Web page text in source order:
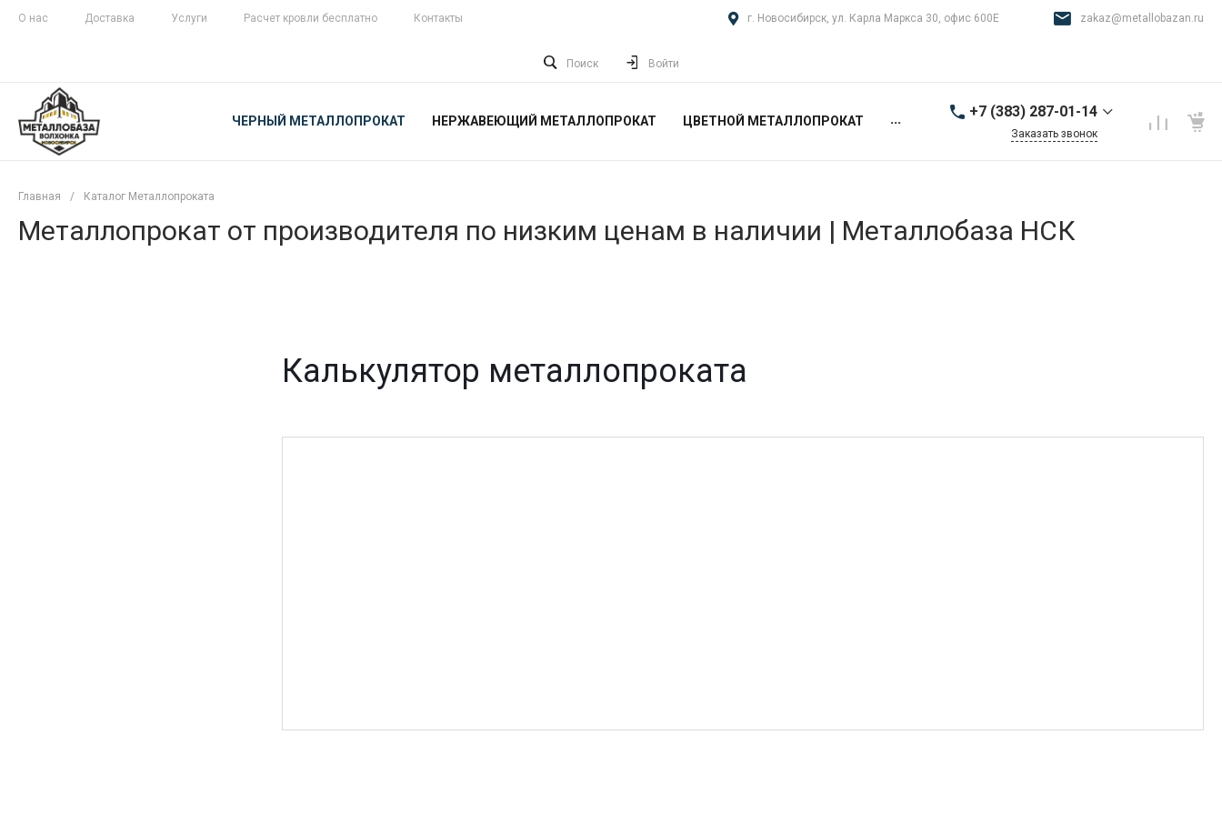
О нас Доставка Услуги Расчет кровли бесплатно Контакты г. Новосибирск, ул. Карла Маркса 30, офис 600Е zakaz@metallobazan.ru
Поиск Войти
ЧЕРНЫЙ МЕТАЛЛОПРОКАТ НЕРЖАВЕЮЩИЙ МЕТАЛЛОПРОКАТ ЦВЕТНОЙ МЕТАЛЛОПРОКАТ ... +7 (383) 287-01-14
9:00-18:00 пн-пт
Заказать звонок
Главная / Каталог Металлопроката
Металлопрокат от производителя по низким ценам в наличии | Металлобаза НСК
Калькулятор металлопроката